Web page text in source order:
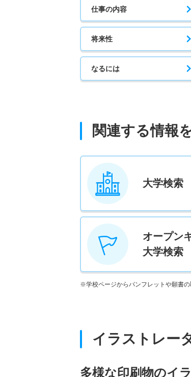
仕事の内容
将来性
なるには
関連する情報
大学検索
オープン
大学検索
※学校ページからパンフレットや願書の
イラストレー
多様な印刷物のイ